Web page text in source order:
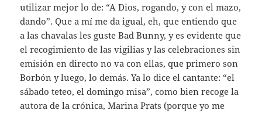
utilizar mejor lo de: “A Dios, rogando, y con el mazo,
dando”. Que a mí me da igual, eh, que entiendo que
a las chavalas les guste Bad Bunny, y es evidente que
el recogimiento de las vigilias y las celebraciones sin
emisión en directo no va con ellas, que primero son
Borbón y luego, lo demás. Ya lo dice el cantante: “el
sábado teteo, el domingo misa”, como bien recoge la
autora de la crónica, Marina Prats (porque yo me